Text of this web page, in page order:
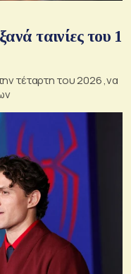
ταινίες του 1
τέταρτη του 2026 ,να